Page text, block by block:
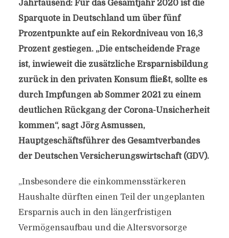
Jahrtausend: Für das Gesamtjahr 2020 ist die
Sparquote in Deutschland um über fünf
Prozentpunkte auf ein Rekordniveau von 16,3
Prozent gestiegen. „Die entscheidende Frage
ist, inwieweit die zusätzliche Ersparnisbildung
zurück in den privaten Konsum fließt, sollte es
durch Impfungen ab Sommer 2021 zu einem
deutlichen Rückgang der Corona-Unsicherheit
kommen“, sagt Jörg Asmussen,
Hauptgeschäftsführer des Gesamtverbandes
der Deutschen Versicherungswirtschaft (GDV).
„Insbesondere die einkommensstärkeren
Haushalte dürften einen Teil der ungeplanten
Ersparnis auch in den längerfristigen
Vermögensaufbau und die Altersvorsorge